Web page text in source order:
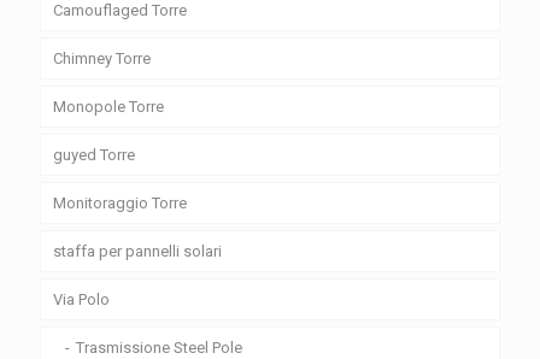
Camouflaged Torre
Chimney Torre
Monopole Torre
guyed Torre
Monitoraggio Torre
staffa per pannelli solari
Via Polo
Trasmissione Steel Pole